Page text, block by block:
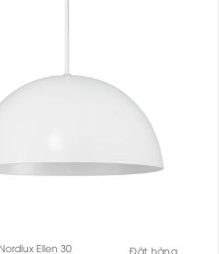
Ellen 30
Đặt hàng